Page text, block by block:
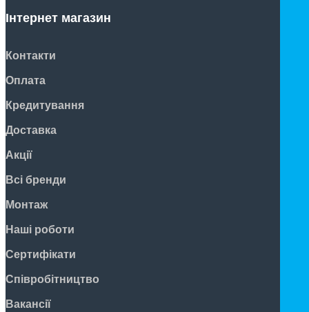
Інтернет магазин
Контакти
Оплата
Кредитування
Доставка
Акції
Всі бренди
Монтаж
Наші роботи
Сертифікати
Співробітництво
Вакансії